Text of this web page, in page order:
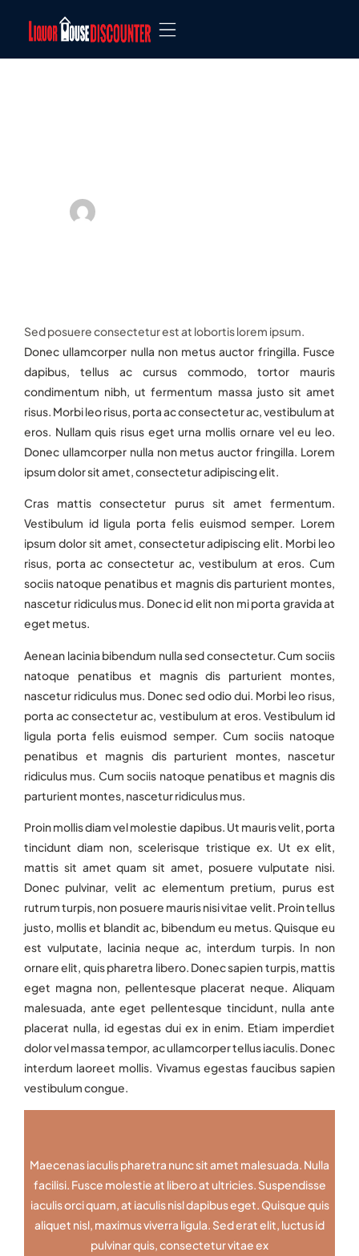
Sed posuere consectetur est at lobortis lorem ipsum.
Donec ullamcorper nulla non metus auctor fringilla. Fusce
dapibus, tellus ac cursus commodo, tortor mauris
condimentum nibh, ut fermentum massa justo sit amet
risus. Morbi leo risus, porta ac consectetur ac, vestibulum at
eros. Nullam quis risus eget urna mollis ornare vel eu leo.
Donec ullamcorper nulla non metus auctor fringilla. Lorem
ipsum dolor sit amet, consectetur adipiscing elit.
Cras mattis consectetur purus sit amet fermentum.
Vestibulum id ligula porta felis euismod semper. Lorem
ipsum dolor sit amet, consectetur adipiscing elit. Morbi leo
risus, porta ac consectetur ac, vestibulum at eros. Cum
sociis natoque penatibus et magnis dis parturient montes,
nascetur ridiculus mus. Donec id elit non mi porta gravida at
eget metus.
Aenean lacinia bibendum nulla sed consectetur. Cum sociis
natoque penatibus et magnis dis parturient montes,
nascetur ridiculus mus. Donec sed odio dui. Morbi leo risus,
porta ac consectetur ac, vestibulum at eros. Vestibulum id
ligula porta felis euismod semper. Cum sociis natoque
penatibus et magnis dis parturient montes, nascetur
ridiculus mus. Cum sociis natoque penatibus et magnis dis
parturient montes, nascetur ridiculus mus.
Proin mollis diam vel molestie dapibus. Ut mauris velit, porta
tincidunt diam non, scelerisque tristique ex. Ut ex elit,
mattis sit amet quam sit amet, posuere vulputate nisi.
Donec pulvinar, velit ac elementum pretium, purus est
rutrum turpis, non posuere mauris nisi vitae velit. Proin tellus
justo, mollis et blandit ac, bibendum eu metus. Quisque eu
est vulputate, lacinia neque ac, interdum turpis. In non
ornare elit, quis pharetra libero. Donec sapien turpis, mattis
eget magna non, pellentesque placerat neque. Aliquam
malesuada, ante eget pellentesque tincidunt, nulla ante
placerat nulla, id egestas dui ex in enim. Etiam imperdiet
dolor vel massa tempor, ac ullamcorper tellus iaculis. Donec
interdum laoreet mollis. Vivamus egestas faucibus sapien
vestibulum congue.
Maecenas iaculis pharetra nunc sit amet malesuada. Nulla
facilisi. Fusce molestie at libero at ultricies. Suspendisse
iaculis orci quam, at iaculis nisl dapibus eget. Quisque quis
aliquet nisl, maximus viverra ligula. Sed erat elit, luctus id
pulvinar quis, consectetur vitae ex